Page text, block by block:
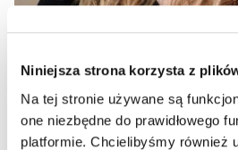
Niniejsza strona korzysta z
Na tej stronie używane są
one niezbędne do prawidłowego
platformie. Chcielibyśmy również
TO OFICJALNE: NASTAŁ SEZON
KOLOR WŁOSÓW!